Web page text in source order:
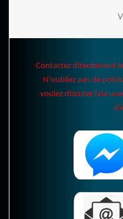
Contactez directement
N'oubliez pas de
voulez discuter (via